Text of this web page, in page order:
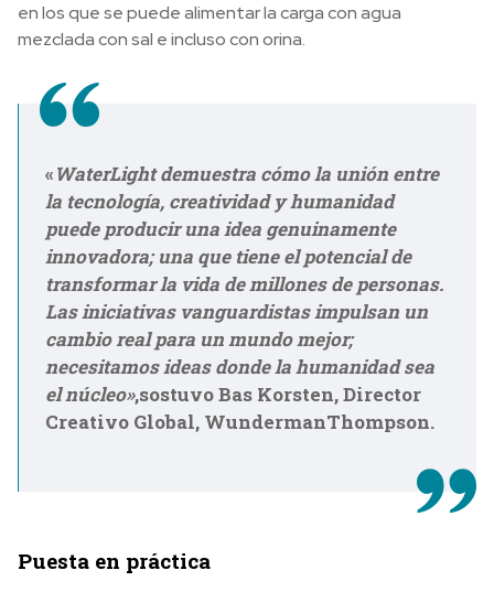
en los que se puede alimentar la carga con agua
mezclada con sal e incluso con orina.
«WaterLight demuestra cómo la unión entre
la tecnología, creatividad y humanidad
puede producir una idea genuinamente
innovadora; una que tiene el potencial de
transformar la vida de millones de personas.
Las iniciativas vanguardistas impulsan un
cambio real para un mundo mejor;
necesitamos ideas donde la humanidad sea
el núcleo»,sostuvo Bas Korsten, Director
Creativo Global, WundermanThompson.
Puesta en práctica